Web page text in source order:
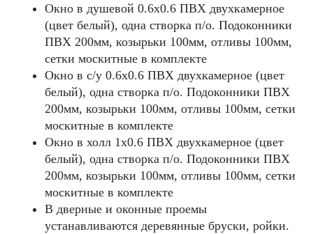
Окно в душевой 0.6х0.6 ПВХ двухкамерное
(цвет белый), одна створка п/о. Подоконники
ПВХ 200мм, козырьки 100мм, отливы 100мм,
сетки москитные в комплекте
Окно в с/у 0.6х0.6 ПВХ двухкамерное (цвет
белый), одна створка п/о. Подоконники ПВХ
200мм, козырьки 100мм, отливы 100мм, сетки
москитные в комплекте
Окно в холл 1х0.6 ПВХ двухкамерное (цвет
белый), одна створка п/о. Подоконники ПВХ
200мм, козырьки 100мм, отливы 100мм, сетки
москитные в комплекте
В дверные и оконные проемы
устанавливаются деревянные бруски, ройки.